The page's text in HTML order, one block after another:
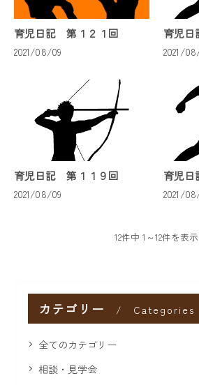
育児日記 第１２１回
2021/08/09
育児
2021/
育児日記 第１１９回
2021/08/09
育児
2021/
12件中 1～12件を表示
カテゴリー Categories
全てのカテゴリー
相談・見学会